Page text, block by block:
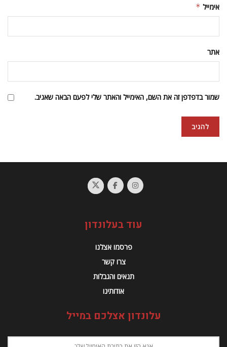
אימייל *
אתר
שמור בדפדפן זה את השם, האימייל והאתר שלי לפעם הבאה שאגיב.
עוד בעלונדון
פרסמו אצלנו
צרו קשר
תנאים והגבלות
אודותינו
עלונדון אצלכם במייל